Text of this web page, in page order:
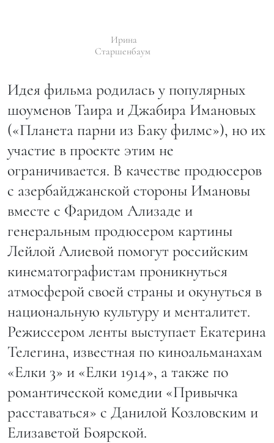
Ирина
Старшенбаум
Идея фильма родилась у популярных
шоуменов Таира и Джабира Имановых
(«Планета парни из Баку филмс»), но их
участие в проекте этим не
ограничивается. В качестве продюсеров
с азербайджанской стороны Имановы
вместе с Фаридом Ализаде и
генеральным продюсером картины
Лейлой Алиевой помогут российским
кинематографистам проникнуться
атмосферой своей страны и окунуться в
национальную культуру и менталитет.
Режиссером ленты выступает Екатерина
Телегина, известная по киноальманахам
«Елки 3» и «Елки 1914», а также по
романтической комедии «Привычка
расставаться» с Данилой Козловским и
Елизаветой Боярской.